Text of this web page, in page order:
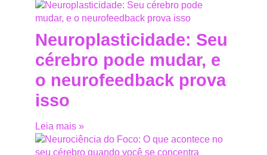
Neuroplasticidade: Seu
cérebro pode mudar, e
o neurofeedback prova
isso
Leia mais »